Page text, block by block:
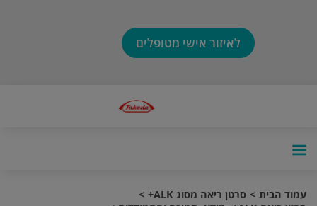
לאיזור אישי מטופלים
עמוד הבית
סרטן ריאה מסוג ALK+